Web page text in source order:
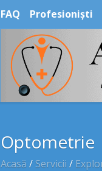
FAQ Profesioniști
Optometrie
Acasă / Servicii /